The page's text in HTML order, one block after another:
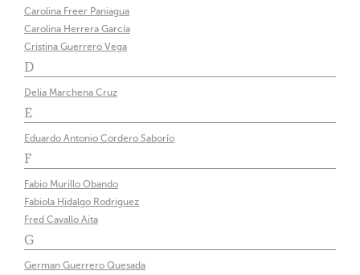
Carolina Freer Paniagua
Carolina Herrera García
Cristina Guerrero Vega
D
Delia Marchena Cruz
E
Eduardo Antonio Cordero Saborío
F
Fabio Murillo Obando
Fabiola Hidalgo Rodriguez
Fred Cavallo Aita
G
German Guerrero Quesada